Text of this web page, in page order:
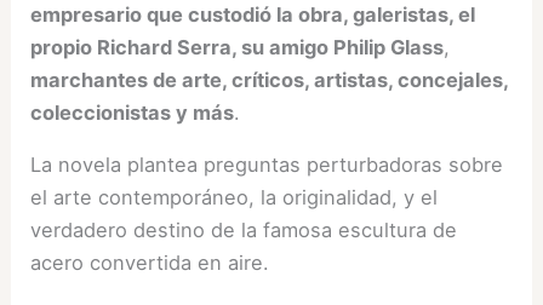
empresario que custodió la obra, galeristas, el
propio Richard Serra, su amigo Philip Glass,
marchantes de arte, críticos, artistas, concejales,
coleccionistas y más.
La novela plantea preguntas perturbadoras sobre
el arte contemporáneo, la originalidad, y el
verdadero destino de la famosa escultura de
acero convertida en aire.